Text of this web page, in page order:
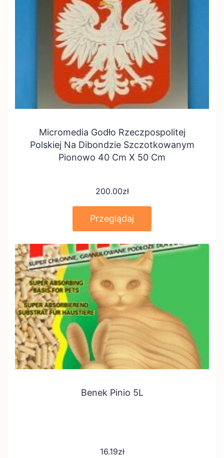
Micromedia Godło Rzeczpospolitej
Polskiej Na Dibondzie Szczotkowanym
Pionowo 40 Cm X 50 Cm
200.00zł
Przeglądaj
Benek Pinio 5L
16.19zł